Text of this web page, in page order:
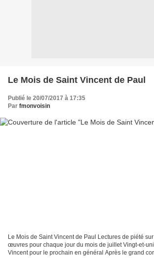
Le Mois de Saint Vincent de Paul
Publié le 20/07/2017 à 17:35
Par fmonvoisin
Le Mois de Saint Vincent de Paul Lectures de piété
œuvres pour chaque jour du mois de juillet Vingt-et-
Vincent pour le prochain en général Après le grand